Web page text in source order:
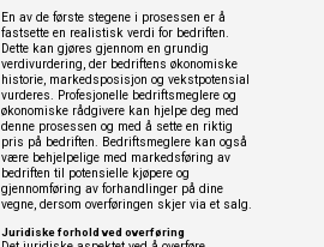
En av de første stegene i prosessen er å
fastsette en realistisk verdi for bedriften.
Dette kan gjøres gjennom en grundig
verdivurdering, der bedriftens økonomiske
historie, markedsposisjon og vekstpotensial
vurderes. Profesjonelle bedriftsmeglere og
økonomiske rådgivere kan hjelpe deg med
denne prosessen og med å sette en riktig
pris på bedriften. Bedriftsmeglere kan også
være behjelpelige med markedsføring av
bedriften til potensielle kjøpere og
gjennomføring av forhandlinger på dine
vegne, dersom overføringen skjer via et salg.
Juridiske forhold ved overføring